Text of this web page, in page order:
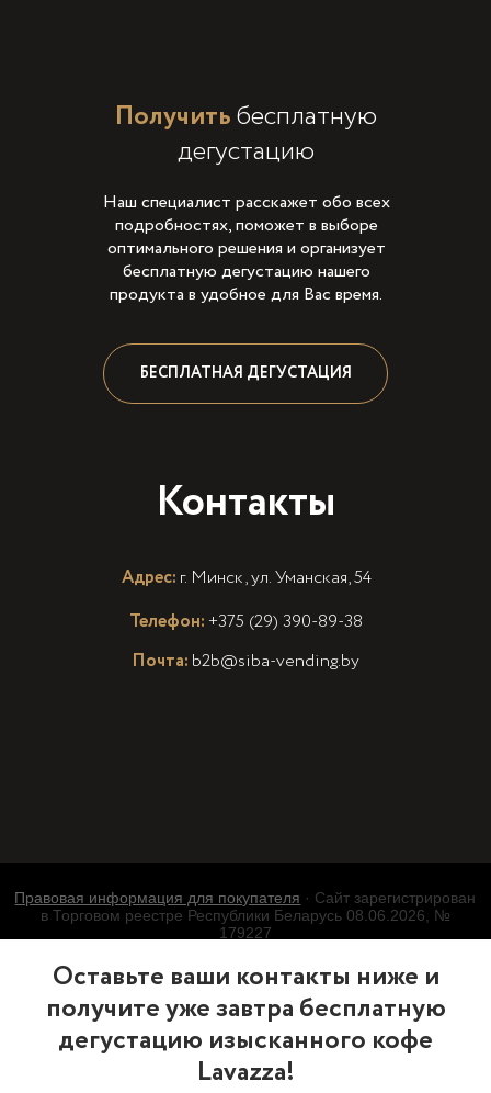
Контакты
Телефон: +375 (29) 390-89-38
Почта: b2b@siba-vending.by
Получитьбесплатную
дегустацию
Наш специалист расскажет обо всех
подробностях, поможет в выборе
оптимального решения и организует
бесплатную дегустацию нашего
продукта в удобное для Вас время.
БЕСПЛАТНАЯ ДЕГУСТАЦИЯ
Адрес: г. Минск, ул. Уманская, 54
Правовая информация для покупателя · Сайт зарегистрирован
в Торговом реестре Республики Беларусь 08.06.2026, №
179227
Оставьте ваши контакты ниже и
получите уже завтра бесплатную
дегустацию изысканного кофе
Lavazza!